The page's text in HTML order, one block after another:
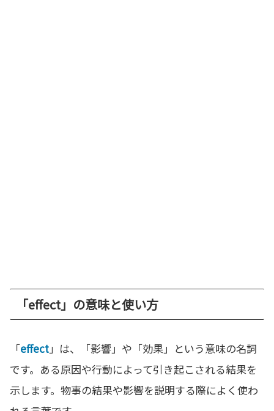
「effect」の意味と使い方
「effect」は、「影響」や「効果」という意味の名詞
です。ある原因や行動によって引き起こされる結果を
示します。物事の結果や影響を説明する際によく使わ